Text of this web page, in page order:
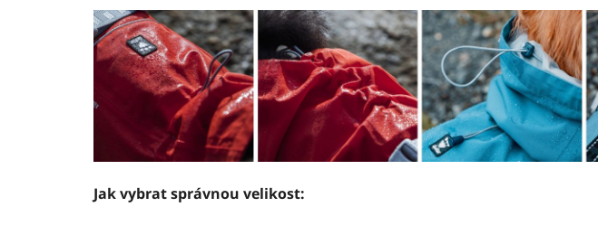
Jak vybrat správnou velikost: